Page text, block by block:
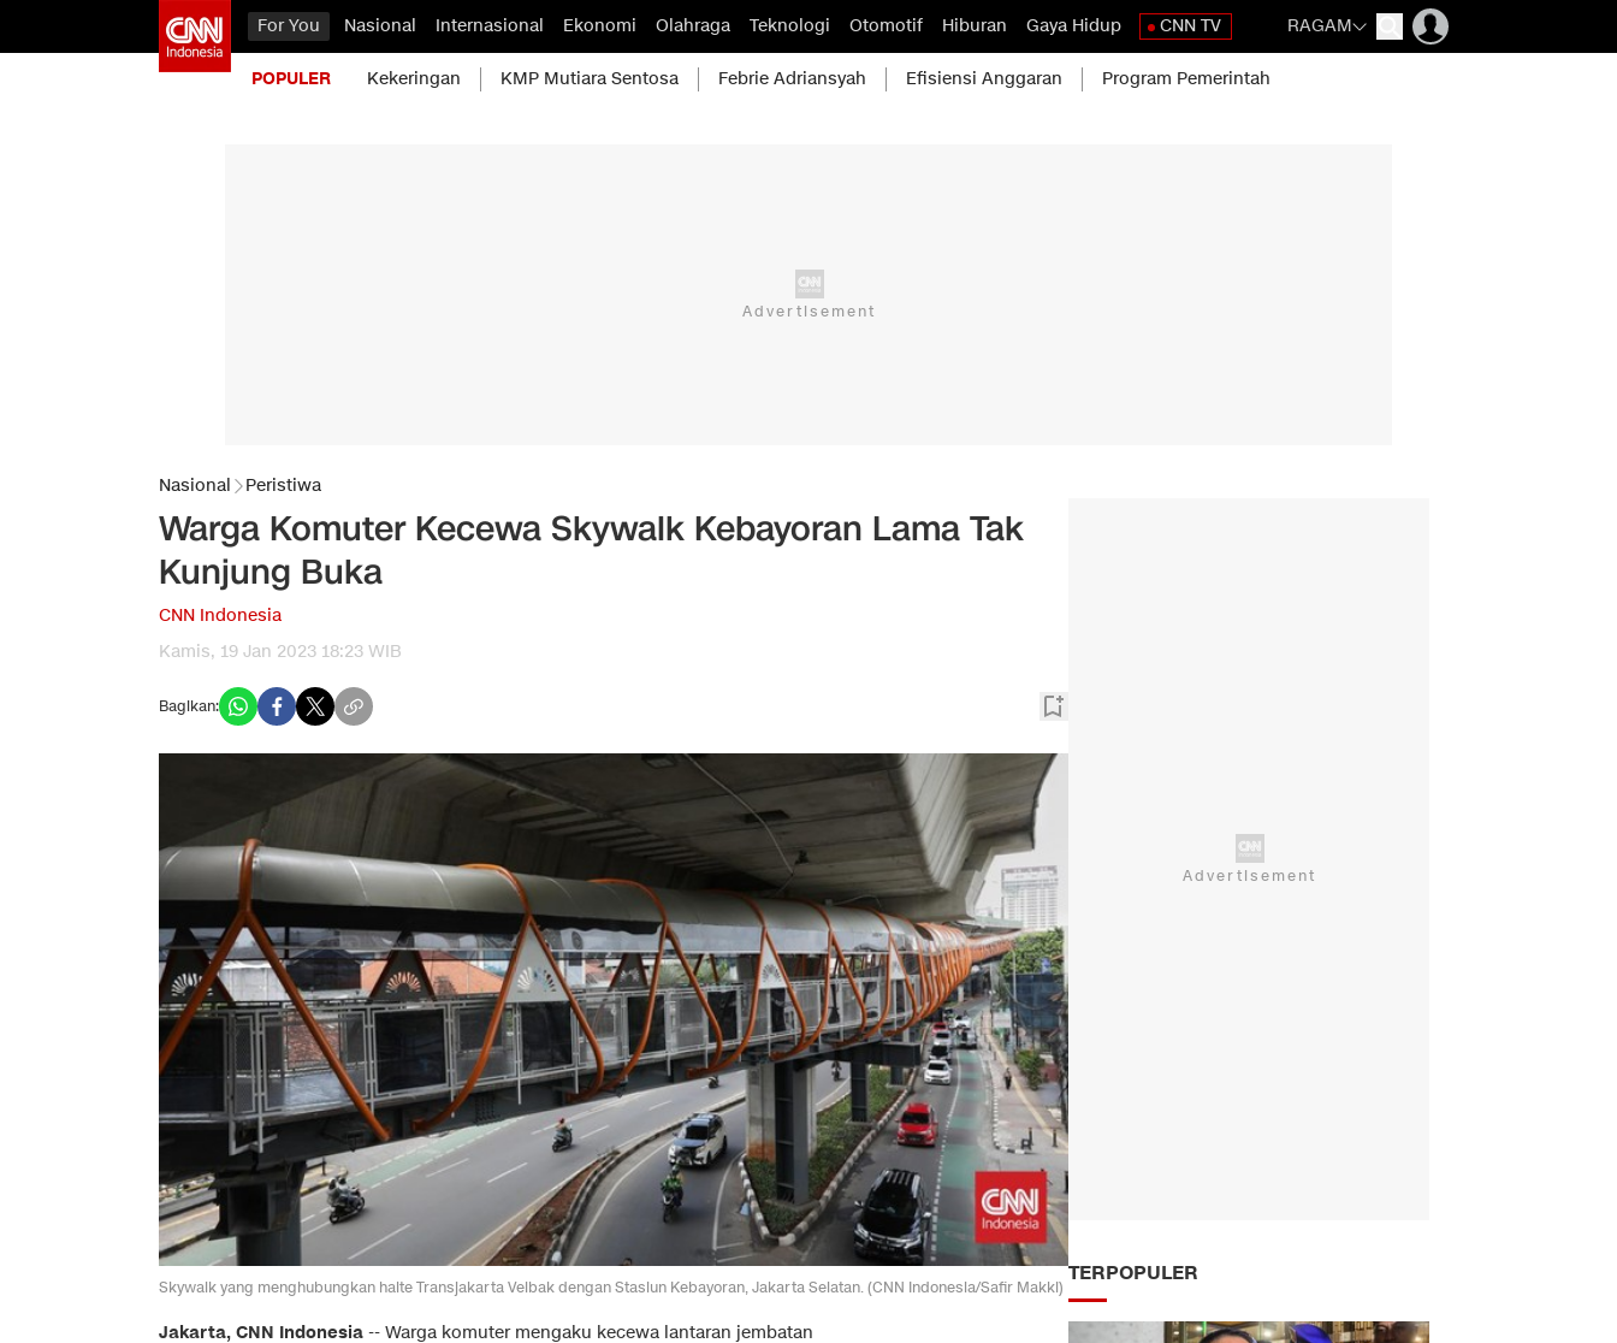
For You Nasional Internasional Ekonomi Olahraga Teknologi Otomotif Hiburan Gaya Hidup CNN TV RAGAM
POPULER Kekeringan KMP Mutiara Sentosa Febrie Adriansyah Efisiensi Anggaran Program Pemerintah
Nasional Peristiwa
Warga Komuter Kecewa Skywalk Kebayoran Lama Tak
Kunjung Buka
CNN Indonesia
Kamis, 19 Jan 2023 18:23 WIB
Bagikan:
Skywalk yang menghubungkan halte Transjakarta Velbak dengan Stasiun Kebayoran, Jakarta Selatan. (CNN Indonesia/Safir Makki)
Jakarta, CNN Indonesia -- Warga komuter mengaku kecewa lantaran jembatan
TERPOPULER